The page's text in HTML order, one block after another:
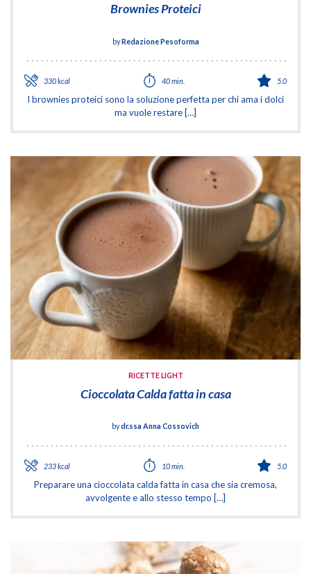
Brownies Proteici
byRedazione Pesoforma
330 kcal 40 min. 5.0
I brownies proteici sono la soluzione perfetta per chi ama i dolci
ma vuole restare […]
RICETTE LIGHT
Cioccolata Calda fatta in casa
bydr.ssa Anna Cossovich
233 kcal 10 min. 5.0
Preparare una cioccolata calda fatta in casa che sia cremosa,
avvolgente e allo stesso tempo […]